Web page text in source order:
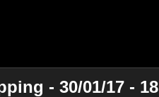
- 30/01/17 - 18